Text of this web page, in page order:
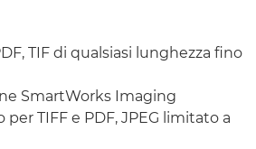
TIF di qualsiasi lunghezza fino
SmartWorks Imaging
TIFF e PDF, JPEG limitato a